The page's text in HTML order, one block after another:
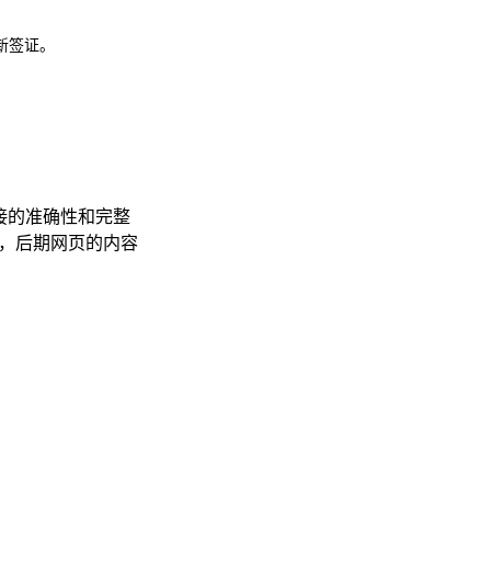
证。
的准确性和完整
后期网页的内容